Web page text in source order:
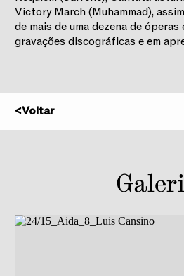
<Voltar
Victory March (Muhammad),
de mais de uma dezena de óperas
gravações discográficas e em